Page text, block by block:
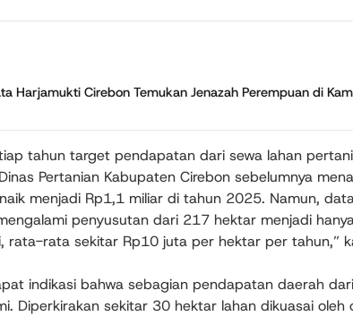
Harjamukti Cirebon Temukan Jenazah Perempuan di
tahun target pendapatan dari sewa lahan
Pertanian Kabupaten Cirebon sebelumnya
menjadi Rp1,1 miliar di tahun 2025. Namun,
penyusutan dari 217 hektar menjadi
rata-rata sekitar Rp10 juta per hektar per tahun,”
indikasi bahwa sebagian pendapatan daerah
Diperkirakan sekitar 30 hektar lahan dikuasai